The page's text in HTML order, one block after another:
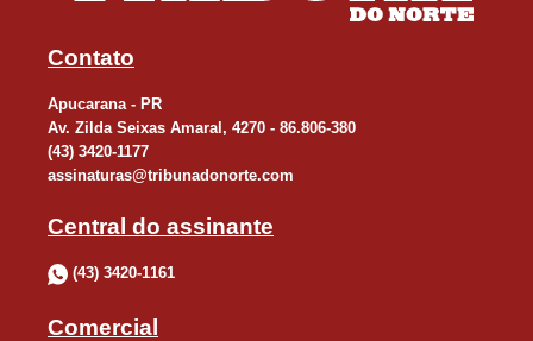
Contato
Apucarana - PR
Av. Zilda Seixas Amaral, 4270 - 86.806-380
(43) 3420-1177
assinaturas@tribunadonorte.com
Central do assinante
(43) 3420-1161
Comercial